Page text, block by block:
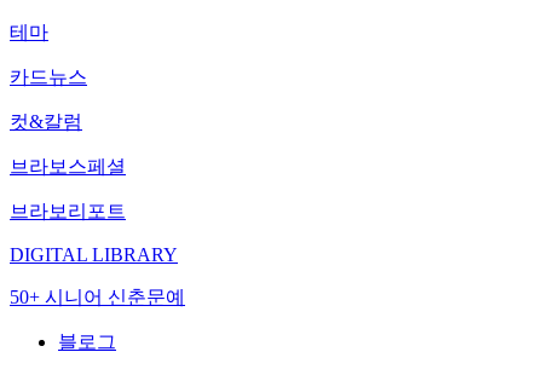
테마
카드뉴스
컷&칼럼
브라보스페셜
브라보리포트
DIGITAL LIBRARY
50+ 시니어 신춘문예
블로그